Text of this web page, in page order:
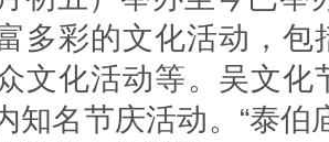
多彩的文化活动，包
文化活动等‌。吴文化
知名节庆活动‌。“‌泰伯